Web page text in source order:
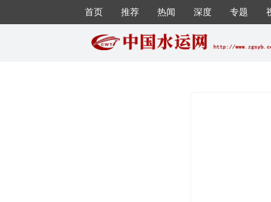
首页 推荐 热闻 深度 专题